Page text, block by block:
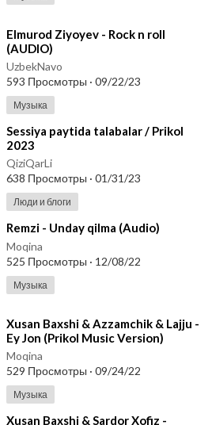
⁣Elmurod Ziyoyev - Rock n roll
(AUDIO)
UzbekNavo
593 Просмотры · 09/22/23
Музыка
⁣Sessiya paytida talabalar / Prikol
2023
QiziQarLi
638 Просмотры · 01/31/23
Люди и блоги
⁣Remzi - Unday qilma (Audio)
Moqina
525 Просмотры · 12/08/22
Музыка
⁣Xusan Baxshi & Azzamchik & Lajju -
Ey Jon (Prikol Music Version)
Moqina
529 Просмотры · 09/24/22
Музыка
⁣Xusan Baxshi & Sardor Xofiz -